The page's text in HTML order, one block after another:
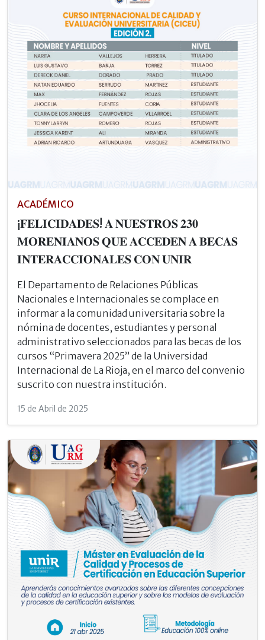
ACADÉMICO
¡𝐅𝐄𝐋𝐈𝐂𝐈𝐃𝐀𝐃𝐄𝐒! 𝐀 𝐍𝐔𝐄𝐒𝐓𝐑𝐎𝐒 𝟐𝟑𝟎
𝐌𝐎𝐑𝐄𝐍𝐈𝐀𝐍𝐎𝐒 𝐐𝐔𝐄 𝐀𝐂𝐂𝐄𝐃𝐄𝐍 𝐀 𝐁𝐄𝐂𝐀𝐒
𝐈𝐍𝐓𝐄𝐑𝐀𝐂𝐂𝐈𝐎𝐍𝐀𝐋𝐄𝐒 𝐂𝐎𝐍 𝐔𝐍𝐈𝐑
El Departamento de Relaciones Públicas
Nacionales e Internacionales se complace en
informar a la comunidad universitaria sobre la
nómina de docentes, estudiantes y personal
administrativo seleccionados para las becas de los
cursos “Primavera 2025” de la Universidad
Internacional de La Rioja, en el marco del convenio
suscrito con nuestra institución.
15 de Abril de 2025